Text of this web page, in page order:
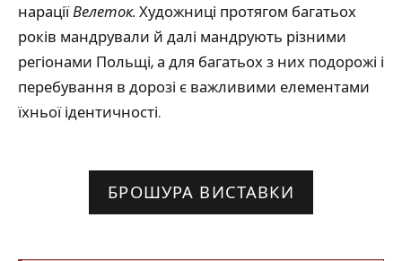
нараціїВелеток. Художниці протягом багатьох
років мандрували й далі мандрують різними
регіонами Польщі, а для багатьох з них подорожі і
перебування в дорозі є важливими елементами
їхньої ідентичності.
БРОШУРА ВИСТАВКИ